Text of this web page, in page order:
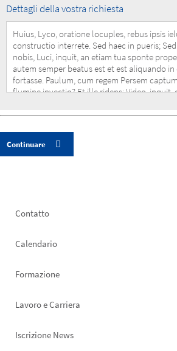
Details
Request
Dettagli della vostra richiesta
Footer
Contatto
Calendario
Formazione
Lavoro e Carriera
Iscrizione News